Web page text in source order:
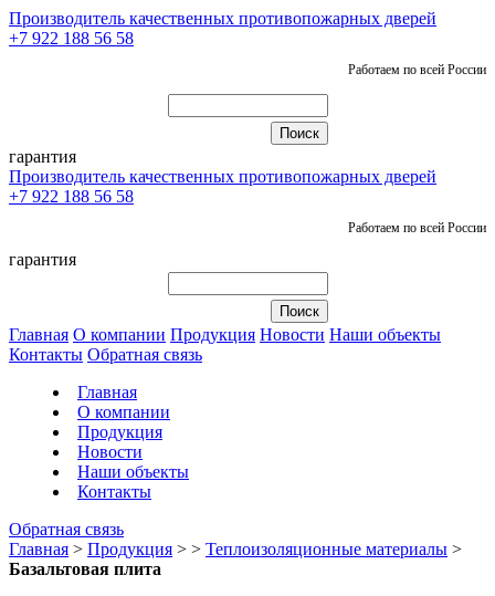
Производитель качественных противопожарных дверей
+7 922 188 56 58
Работаем по всей России
гарантия
Производитель качественных противопожарных дверей
+7 922 188 56 58
Работаем по всей России
гарантия
Главная О компании Продукция Новости Наши объекты
Контакты Обратная связь
Главная
О компании
Продукция
Новости
Наши объекты
Контакты
Обратная связь
Главная > Продукция > > Теплоизоляционные материалы >
Базальтовая плита